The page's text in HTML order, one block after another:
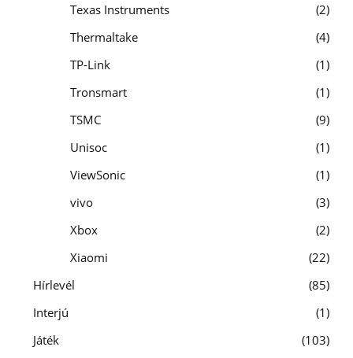
Texas Instruments
2
Thermaltake
4
TP-Link
1
Tronsmart
1
TSMC
9
Unisoc
1
ViewSonic
1
vivo
3
Xbox
2
Xiaomi
22
Hírlevél
85
Interjú
1
Játék
103